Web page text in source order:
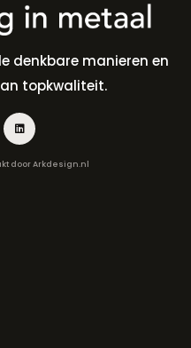
denkbare manieren en
topkwaliteit.
doorArkdesign.nl